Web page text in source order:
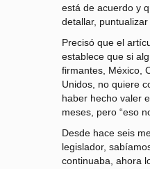
está de acuerdo y
detallar, puntualizar
Precisó que el
establece que si
firmantes, México,
Unidos, no quiere
haber hecho valer
meses, pero “eso
Desde hace seis
legislador,
continuaba, ahora